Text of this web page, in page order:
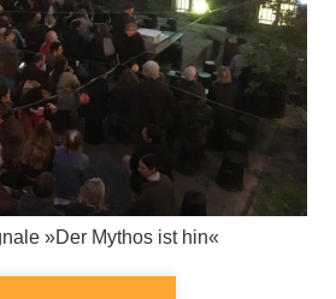
»Der Mythos ist hin«